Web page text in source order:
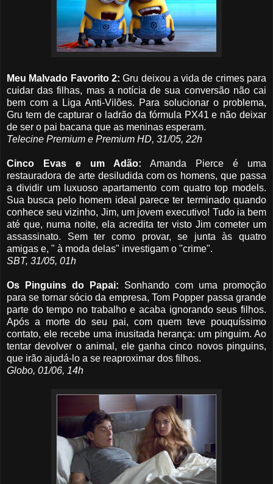
Meu Malvado Favorito 2:Gru deixou a vida de crimes para
cuidar das filhas, mas a notícia de sua conversão não cai
bem com a Liga Anti-Vilões. Para solucionar o problema,
Gru tem de capturar o ladrão da fórmula PX41 e não deixar
de ser o pai bacana que as meninas esperam.
Telecine Premium e Premium HD, 31/05, 22h
Cinco Evas e um Adão: Amanda Pierce é uma
restauradora de arte desiludida com os homens, que passa
a dividir um luxuoso apartamento com quatro top models.
Sua busca pelo homem ideal parece ter terminado quando
conhece seu vizinho, Jim, um jovem executivo! Tudo ia bem
até que, numa noite, ela acredita ter visto Jim cometer um
assassinato. Sem ter como provar, se junta às quatro
amigas e, " à moda delas" investigam o "crime".
SBT, 31/05, 01h
Os Pinguins do Papai: Sonhando com uma promoção
para se tornar sócio da empresa, Tom Popper passa grande
parte do tempo no trabalho e acaba ignorando seus filhos.
Após a morte do seu pai, com quem teve pouquíssimo
contato, ele recebe uma inusitada herança: um pinguim. Ao
tentar devolver o animal, ele ganha cinco novos pinguins,
que irão ajudá-lo a se reaproximar dos filhos.
Globo, 01/06, 14h